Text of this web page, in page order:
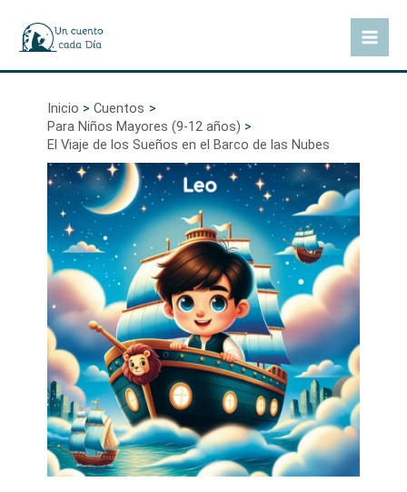
contenido
Inicio
Cuentos
Para Niños Mayores (9-12 años)
El Viaje de los Sueños en el Barco de las Nubes